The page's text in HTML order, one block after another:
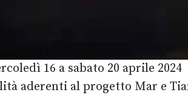
16 a sabato 20 aprile 2024
aderenti al progetto Mar e